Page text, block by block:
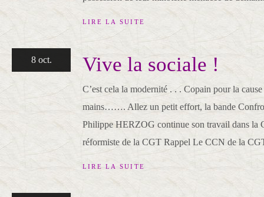
LIRE LA SUITE
8 oct. Vive la sociale !
C’est cela la modernité . . . Copain pour la
mains……. Allez un petit effort, la bande
Philippe HERZOG continue son travail dans la
réformiste de la CGT Rappel Le CCN de la
LIRE LA SUITE